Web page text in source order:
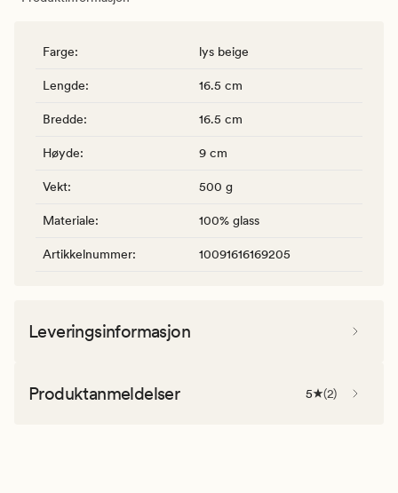
Farge: lys beige
Lengde: 16.5 cm
Bredde: 16.5 cm
Høyde: 9 cm
Vekt: 500 g
Materiale: 100% glass
Artikkelnummer: 10091616169205
Leveringsinformasjon
Produktanmeldelser 5 (2)